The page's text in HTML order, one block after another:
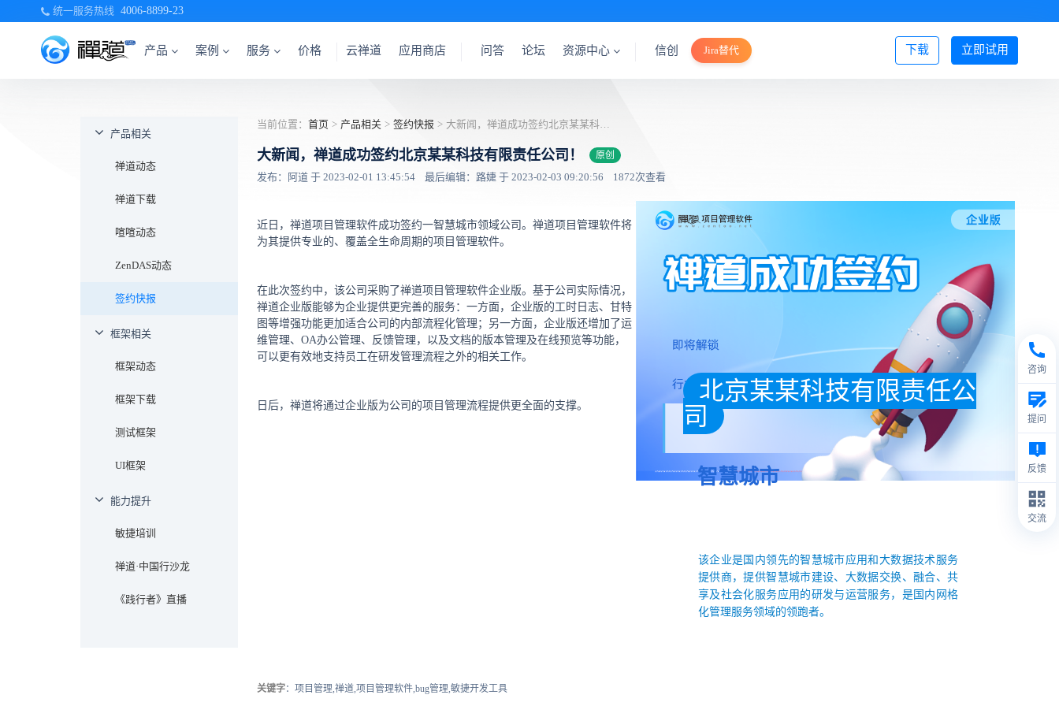
统一服务热线 4006-8899-23
产品 案例 服务 价格 立即试用
下载
云禅道 应用商店 问答 论坛 资源中心 信创 Jira替代 登录/注册
产品相关
禅道动态
禅道下载
喧喧动态
ZenDAS动态
签约快报
框架相关
框架动态
框架下载
测试框架
UI框架
能力提升
敏捷培训
禅道·中国行沙龙
《践行者》直播
当前位置： 首页 > 产品相关 > 签约快报 > 大新闻，禅道成功签约北京某某科技有限责任公司！
大新闻，禅道成功签约北京某某科技有限责任公司！ 原创
发布：阿道 于 2023-02-01 13:45:54 最后编辑：路婕 于 2023-02-03 09:20:56 1872次查看
北京某某科技有限责任公
司
智慧城市
该企业是国内领先的智慧城市应用和大数据技术服务
提供商，提供智慧城市建设、大数据交换、融合、共
享及社会化服务应用的研发与运营服务，是国内网格
化管理服务领域的领跑者。
近日，禅道项目管理软件成功签约一智慧城市领域公司。禅道项目管理软件将
为其提供专业的、覆盖全生命周期的项目管理软件。
在此次签约中，该公司采购了禅道项目管理软件企业版。基于公司实际情况，
禅道企业版能够为企业提供更完善的服务：一方面，企业版的工时日志、甘特
图等增强功能更加适合公司的内部流程化管理；另一方面，企业版还增加了运
维管理、OA办公管理、反馈管理，以及文档的版本管理及在线预览等功能，
可以更有效地支持员工在研发管理流程之外的相关工作。
日后，禅道将通过企业版为公司的项目管理流程提供更全面的支撑。
关键字：项目管理,禅道,项目管理软件,bug管理,敏捷开发工具
咨询
提问
反馈
交流